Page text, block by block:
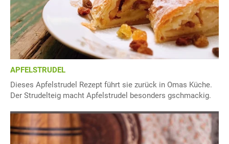
APFELSTRUDEL
Dieses Apfelstrudel Rezept führt sie zurück in Omas Küche.
Der Strudelteig macht Apfelstrudel besonders gschmackig.